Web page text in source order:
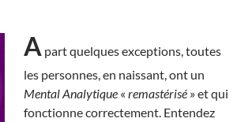
A part quelques exceptions, toutes
les personnes, en naissant, ont un
Mental Analytique « remastérisé » et qui
fonctionne correctement. Entendez